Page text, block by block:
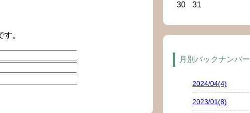
。
30
31
月別バックナンバー
2024/04(4)
2023/01(8)